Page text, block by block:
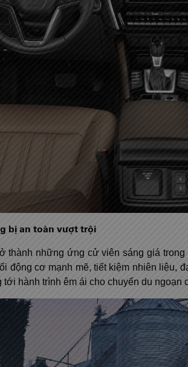
bị an toàn vượt trội
thành những ứng cử viên sáng giá
động cơ mạnh mẽ, tiết kiệm nhiên liệu,
hành trình êm ái cho chuyến du ngoạn